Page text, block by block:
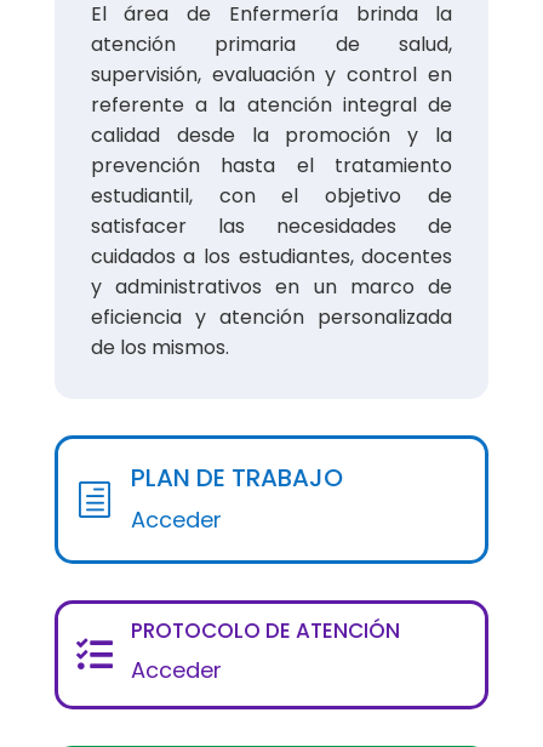
El área de Enfermería brinda la
atención primaria de salud,
supervisión, evaluación y control en
referente a la atención integral de
calidad desde la promoción y la
prevención hasta el tratamiento
estudiantil, con el objetivo de
satisfacer las necesidades de
cuidados a los estudiantes, docentes
y administrativos en un marco de
eficiencia y atención personalizada
de los mismos.
h
PLAN DE TRABAJO
Acceder

PROTOCOLO DE ATENCIÓN
Acceder